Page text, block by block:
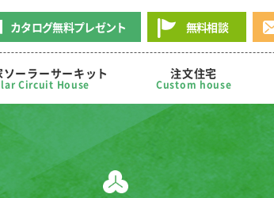
カタログ無料プレゼント 無料相談
ーラーサーキット
Circuit House
注文住宅
Custom house